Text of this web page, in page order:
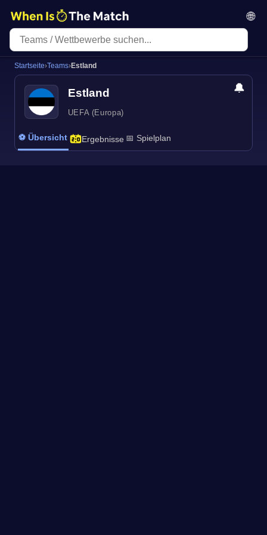
🌐
Startseite›Teams›Estland
Estland
UEFA (Europa)
🔔
⚽ Übersicht Ergebnisse 📅 Spielplan